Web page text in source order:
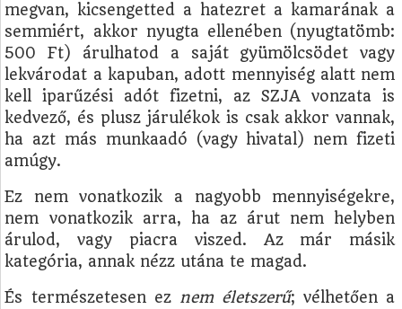
megvan, kicsengetted a hatezret a kamarának a
semmiért, akkor nyugta ellenében (nyugtatömb:
500 Ft) árulhatod a saját gyümölcsödet vagy
lekvárodat a kapuban, adott mennyiség alatt nem
kell iparűzési adót fizetni, az SZJA vonzata is
kedvező, és plusz járulékok is csak akkor vannak,
ha azt más munkaadó (vagy hivatal) nem fizeti
amúgy.
Ez nem vonatkozik a nagyobb mennyiségekre,
nem vonatkozik arra, ha az árut nem helyben
árulod, vagy piacra viszed. Az már másik
kategória, annak nézz utána te magad.
És természetesen ez nem életszerű; vélhetően a